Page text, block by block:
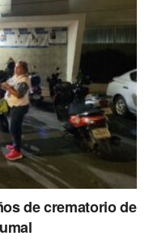
de crematorio de